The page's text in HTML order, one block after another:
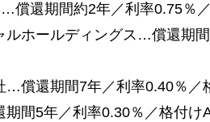
…償還期間約2年／利率0.75％
ルホールディングス…償還期
…償還期間7年／利率0.40％／
間5年／利率0.30％／格付け